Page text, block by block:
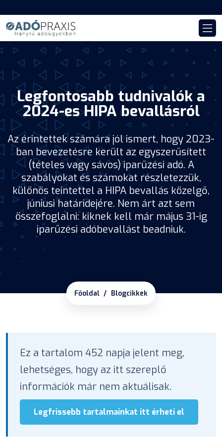
Legfontosabb tudnivalók a
2024-es HIPA bevallásról
Az érintettek számára jól ismert, hogy 2023-
ban bevezetésre került az egyszerűsített
(tételes vagy sávos) iparűzési adó. A
szabályokat és számokat részletezzük,
különös teintettel a HIPA bevallás közelgő,
júniusi határidejére. Nem árt azt sem
összefoglalni: kiknek kell már május 31-ig
iparűzési adóbevallást beadniuk.
Főoldal Blogcikkek
Ez a tartalom 452 napja jelent meg,
lehetséges, hogy az itt szereplő
információk már nem aktuálisak.
Legfrissebb tartalmainkat itt érheti el